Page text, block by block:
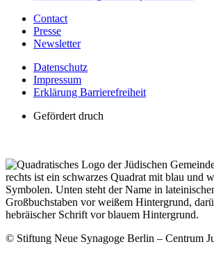
Contact
Presse
Newsletter
Datenschutz
Impressum
Erklärung Barrierefreiheit
Gefördert druch
© Stiftung Neue Synagoge Berlin – Centrum